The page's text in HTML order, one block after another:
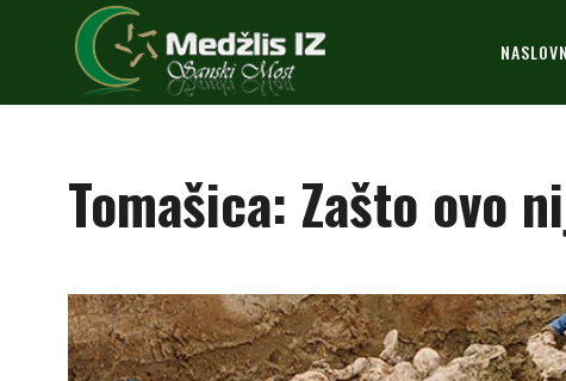
Tomašica: Zašto ovo